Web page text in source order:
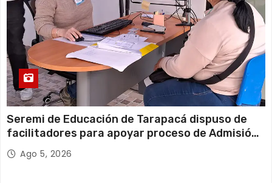
Seremi de Educación de Tarapacá dispuso de
facilitadores para apoyar proceso de Admisión
Escolar 2027
Ago 5, 2026